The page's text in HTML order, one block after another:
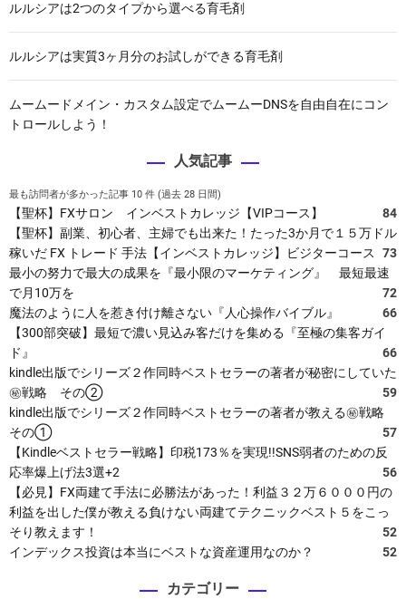
-
1
2
8
5
4
ルルシアは2つのタイプから選べる育毛剤
ルルシアは実質3ヶ月分のお試しができる育毛剤
ムームードメイン・カスタム設定でムームーDNSを自由自在にコン
トロールしよう！
人気記事
最も訪問者が多かった記事 10 件 (過去 28 日間)
【聖杯】FXサロン インベストカレッジ【VIPコース】
84
【聖杯】副業、初心者、主婦でも出来た！たった3か月で１５万ドル
稼いだ FX トレード 手法【インベストカレッジ】ビジターコース
73
最小の努力で最大の成果を『最小限のマーケティング』 最短最速
で月10万を
72
魔法のように人を惹き付け離さない『人心操作バイブル』
66
【300部突破】最短で濃い見込み客だけを集める『至極の集客ガイ
ド』
66
kindle出版でシリーズ２作同時ベストセラーの著者が秘密にしていた
㊙戦略 その②
59
kindle出版でシリーズ２作同時ベストセラーの著者が教える㊙戦略
その①
57
【Kindleベストセラー戦略】印税173％を実現!!SNS弱者のための反
応率爆上げ法3選+2
56
【必見】FX両建て手法に必勝法があった！利益３２万６０００円の
利益を出した僕が教える負けない両建てテクニックベスト５をこっ
そり教えます！
52
インデックス投資は本当にベストな資産運用なのか？
52
カテゴリー